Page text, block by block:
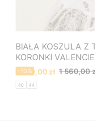
BIAŁA KOSZULA Z
KORONKI
Cena promocyjna
1 400,00 zł 1 560,00
-10%
40 44